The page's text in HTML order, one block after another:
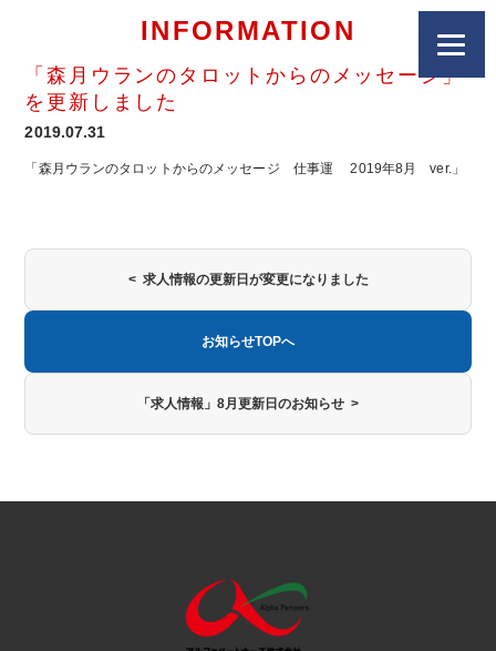
INFORMATION
「森月ウランのタロットからのメッセージ」
を更新しました
2019.07.31
「森月ウランのタロットからのメッセージ 仕事運 2019年8月 ver.」
< 求人情報の更新日が変更になりました
お知らせTOPへ
「求人情報」8月更新日のお知らせ >